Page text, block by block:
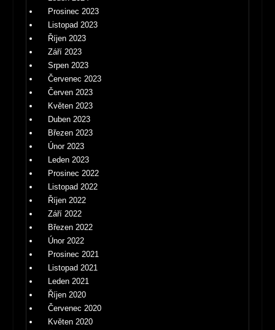
Prosinec 2023
Listopad 2023
Říjen 2023
Září 2023
Srpen 2023
Červenec 2023
Červen 2023
Květen 2023
Duben 2023
Březen 2023
Únor 2023
Leden 2023
Prosinec 2022
Listopad 2022
Říjen 2022
Září 2022
Březen 2022
Únor 2022
Prosinec 2021
Listopad 2021
Leden 2021
Říjen 2020
Červenec 2020
Květen 2020